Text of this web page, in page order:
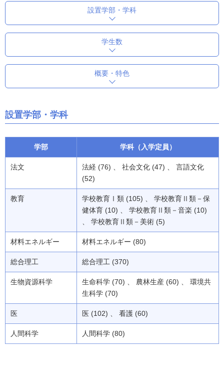
設置学部・学科
学生数
概要・特色
設置学部・学科
学部 学科（入学定員）
法文
法経 (76) 、 社会文化 (47) 、 言語文化
(52)
教育
学校教育Ⅰ類 (105) 、 学校教育Ⅱ類－保
健体育 (10) 、 学校教育Ⅱ類－音楽 (10)
、 学校教育Ⅱ類－美術 (5)
材料エネルギー 材料エネルギー (80)
総合理工 総合理工 (370)
生物資源科学
生命科学 (70) 、 農林生産 (60) 、 環境共
生科学 (70)
医 医 (102) 、 看護 (60)
人間科学 人間科学 (80)